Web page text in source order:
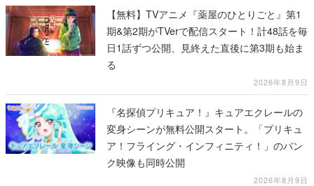
【無料】TVアニメ『薬屋のひとりごと』第1
期&第2期がTVerで配信スタート！計48話を毎
日1話ずつ公開、見終えた直後に第3期も始ま
る
2026年8月9日
『名探偵プリキュア！』キュアエクレールの
変身シーンが無料公開スタート。「プリキュ
ア！フライング・インフィニティ！」のバン
ク映像も同時公開
2026年8月9日